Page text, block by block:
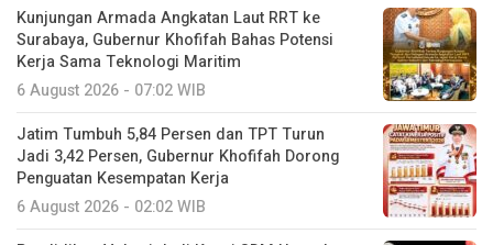
Kunjungan Armada Angkatan Laut RRT ke
Surabaya, Gubernur Khofifah Bahas Potensi
Kerja Sama Teknologi Maritim
6 August 2026 - 07:02 WIB
Jatim Tumbuh 5,84 Persen dan TPT Turun
Jadi 3,42 Persen, Gubernur Khofifah Dorong
Penguatan Kesempatan Kerja
6 August 2026 - 02:02 WIB